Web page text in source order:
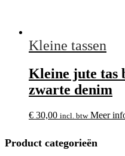
Kleine tassen
Kleine jute tas
zwarte denim
€ 30,00 incl. btw Meer
Product categorieën